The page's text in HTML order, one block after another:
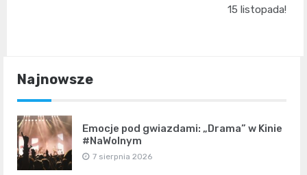
15 listopada!
Najnowsze
Emocje pod gwiazdami: „Drama” w Kinie
#NaWolnym
7 sierpnia 2026